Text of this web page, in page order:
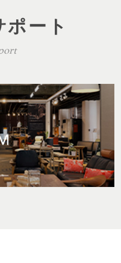
ポート